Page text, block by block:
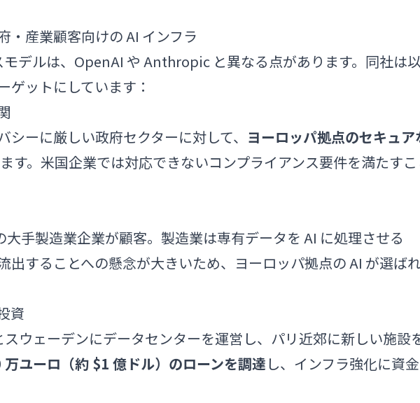
産業顧客向けの AI インフラ
デルは、OpenAI や Anthropic と異なる点があります。同社は
ゲットにしています：
シーに厳しい政府セクターに対して、 ヨーロッパ拠点のセキュア
す。米国企業では対応できないコンプライアンス要件を満たすこ
手製造業企業が顧客。製造業は専有データを AI に処理させる
出することへの懸念が大きいため、ヨーロッパ拠点の AI が選ば
資
ウェーデンにデータセンターを運営し、パリ近郊に新しい施設
ユーロ（約 $1 億ドル）のローンを調達 し、インフラ強化に資金